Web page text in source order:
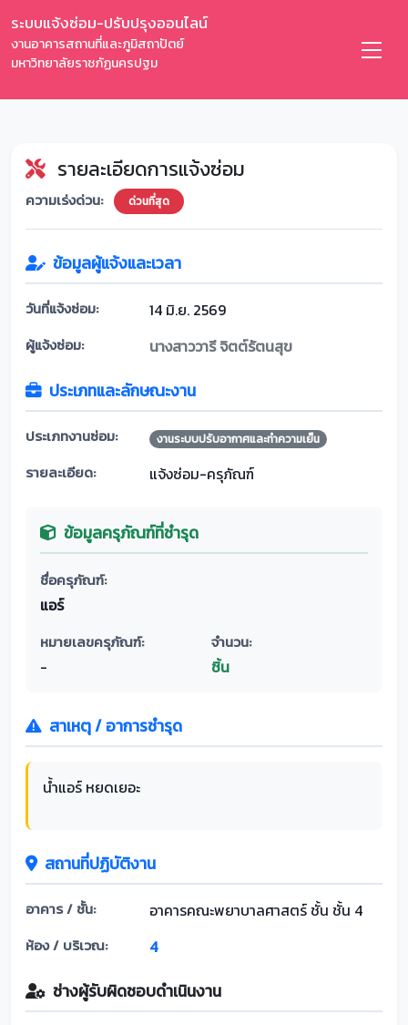
ระบบแจ้งซ่อม-ปรับปรุงออนไลน์
งานอาคารสถานที่และภูมิสถาปัตย์
มหาวิทยาลัยราชภัฏนครปฐม
รายละเอียดการแจ้งซ่อม
ความเร่งด่วน: ด่วนที่สุด
ข้อมูลผู้แจ้งและเวลา
วันที่แจ้งซ่อม: 14 มิ.ย. 2569
ผู้แจ้งซ่อม: นางสาววารี จิตต์รัตนสุข
ประเภทและลักษณะงาน
ประเภทงานซ่อม: งานระบบปรับอากาศและทำความเย็น
รายละเอียด: แจ้งซ่อม-ครุภัณฑ์
ข้อมูลครุภัณฑ์ที่ชำรุด
ชื่อครุภัณฑ์:
แอร์
หมายเลขครุภัณฑ์:
-
จำนวน:
ชิ้น
สาเหตุ / อาการชำรุด
น้ำแอร์ หยดเยอะ
สถานที่ปฏิบัติงาน
อาคาร / ชั้น: อาคารคณะพยาบาลศาสตร์ ชั้น ชั้น 4
ห้อง / บริเวณ: 4
ช่างผู้รับผิดชอบดำเนินงาน